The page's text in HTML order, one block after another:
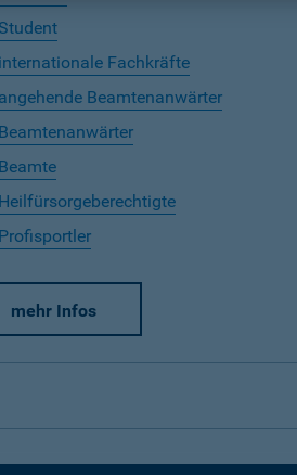
Student
internationale Fachkräfte
angehende Beamtenanwärter
Beamtenanwärter
Beamte
Heilfürsorgeberechtigte
Profisportler
mehr Infos